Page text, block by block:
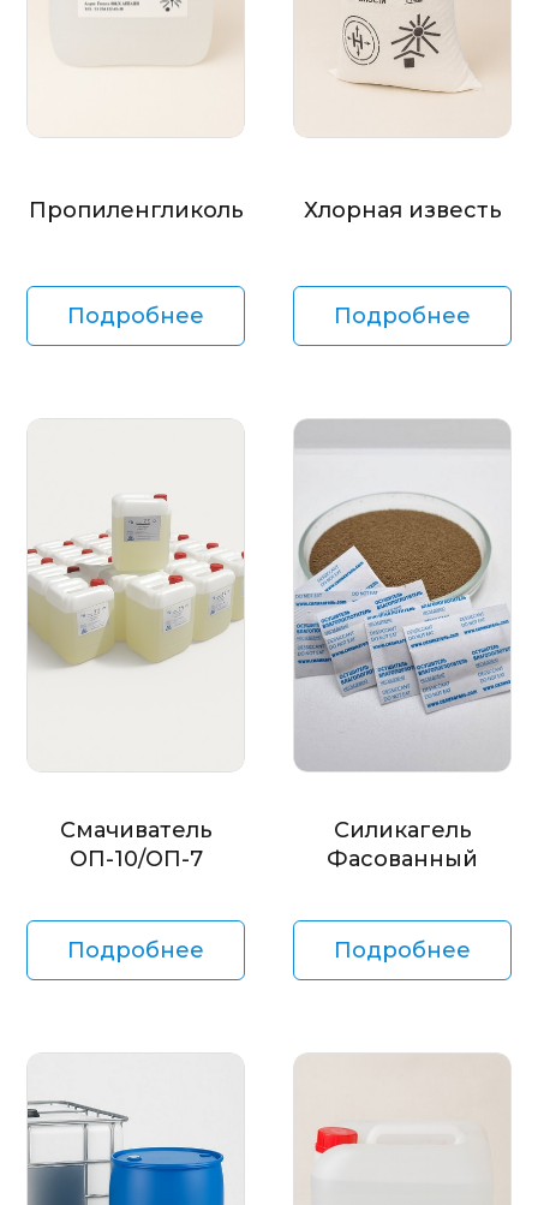
Пропиленгликоль
Подробнее
Хлорная известь
Подробнее
Смачиватель
ОП-10/ОП-7
Подробнее
Силикагель
Фасованный
Подробнее